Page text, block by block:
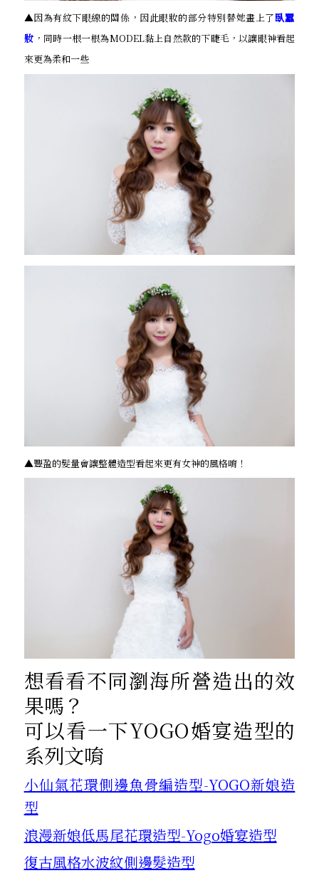
▲因為有紋下眼線的關係，因此眼妝的部分特別替她畫上了臥蠶
妝，同時一根一根為MODEL黏上自然款的下睫毛，以讓眼神看起
來更為柔和一些
▲豐盈的髮量會讓整體造型看起來更有女神的風格唷！
想看看不同瀏海所營造出的效
果嗎？
可以看一下YOGO婚宴造型的
系列文唷
小仙氣花環側邊魚骨編造型-YOGO新娘造
型
浪漫新娘低馬尾花環造型-Yogo婚宴造型
復古風格水波紋側邊髮造型